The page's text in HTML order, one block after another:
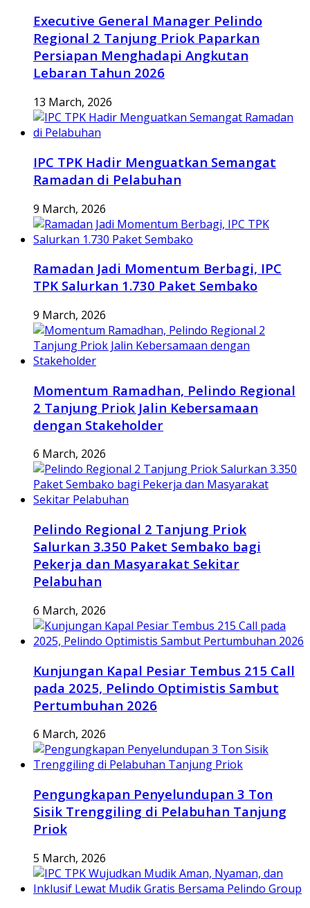
Executive General Manager Pelindo
Regional 2 Tanjung Priok Paparkan
Persiapan Menghadapi Angkutan
Lebaran Tahun 2026
13 March, 2026
IPC TPK Hadir Menguatkan Semangat
Ramadan di Pelabuhan
9 March, 2026
Ramadan Jadi Momentum Berbagi, IPC
TPK Salurkan 1.730 Paket Sembako
9 March, 2026
Momentum Ramadhan, Pelindo Regional
2 Tanjung Priok Jalin Kebersamaan
dengan Stakeholder
6 March, 2026
Pelindo Regional 2 Tanjung Priok
Salurkan 3.350 Paket Sembako bagi
Pekerja dan Masyarakat Sekitar
Pelabuhan
6 March, 2026
Kunjungan Kapal Pesiar Tembus 215 Call
pada 2025, Pelindo Optimistis Sambut
Pertumbuhan 2026
6 March, 2026
Pengungkapan Penyelundupan 3 Ton
Sisik Trenggiling di Pelabuhan Tanjung
Priok
5 March, 2026